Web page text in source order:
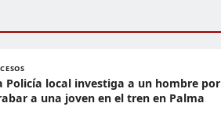
Policía local investiga a un hombre por
a una joven en el tren en Palma